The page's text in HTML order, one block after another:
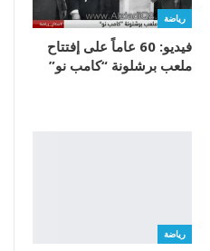
رياضة
فيديو: 60 عاماً على إفتتاح
ملعب برشلونة “كامب نو”
رياضة